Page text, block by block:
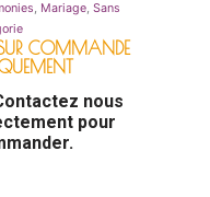
, Mariage,Sans
COMMANDE
nous
pour